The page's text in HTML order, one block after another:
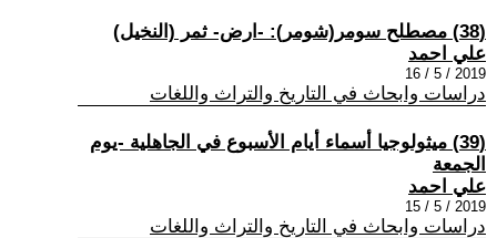
(38) مصطلح سومر(شومر): -ارض- ثمر (النخيل)
علي احمد
2019 / 5 / 16
دراسات وابحاث في التاريخ والتراث واللغات
(39) ميثولوجيا أسماء أيام الأسبوع في الجاهلية -يوم
الجمعة
علي احمد
2019 / 5 / 15
دراسات وابحاث في التاريخ والتراث واللغات